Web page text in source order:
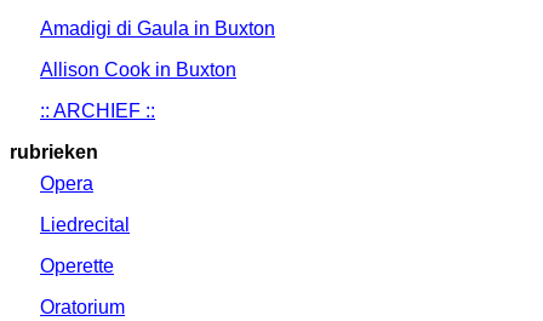
Amadigi di Gaula in Buxton
Allison Cook in Buxton
:: ARCHIEF ::
rubrieken
Opera
Liedrecital
Operette
Oratorium